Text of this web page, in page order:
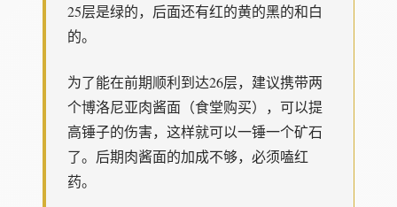
25层是绿的，后面还有红的黄的黑的和白
的。
为了能在前期顺利到达26层，建议携带两
个博洛尼亚肉酱面（食堂购买），可以提
高锤子的伤害，这样就可以一锤一个矿石
了。后期肉酱面的加成不够，必须嗑红
药。